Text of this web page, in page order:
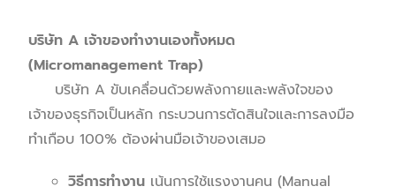
บริษัท A เจ้าของทำงานเองทั้งหมด
(Micromanagement Trap)
บริษัท A ขับเคลื่อนด้วยพลังกายและพลังใจของ
เจ้าของธุรกิจเป็นหลัก กระบวนการตัดสินใจและการลงมือ
ทำเกือบ 100% ต้องผ่านมือเจ้าของเสมอ
วิธีการทำงาน เน้นการใช้แรงงานคน (Manual